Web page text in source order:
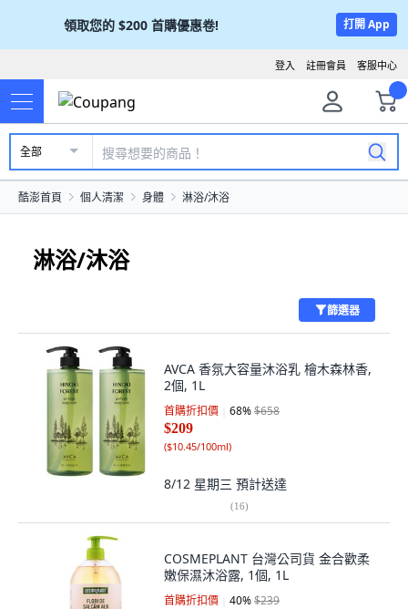
領取您的 $200 首購優惠卷! 打開 App
客服中心
註冊會員
登入
全部
酷澎首頁 個人清潔 身體 淋浴/沐浴
淋浴/沐浴
篩選器
AVCA 香氛大容量沐浴乳 檜木森林香,
2個, 1L
首購折扣價 68%$658
$209
($10.45/100ml)
8/12 星期三 預計送達
(16)
COSMEPLANT 台灣公司貨 金合歡柔
嫩保濕沐浴露, 1個, 1L
首購折扣價 40%$239